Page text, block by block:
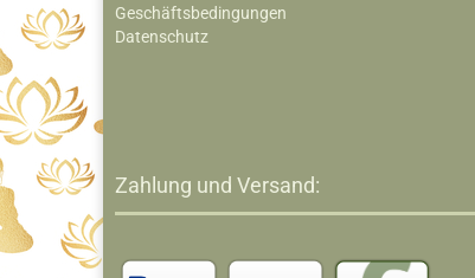
Geschäftsbedingungen
Datenschutz
Zahlung und Versand: